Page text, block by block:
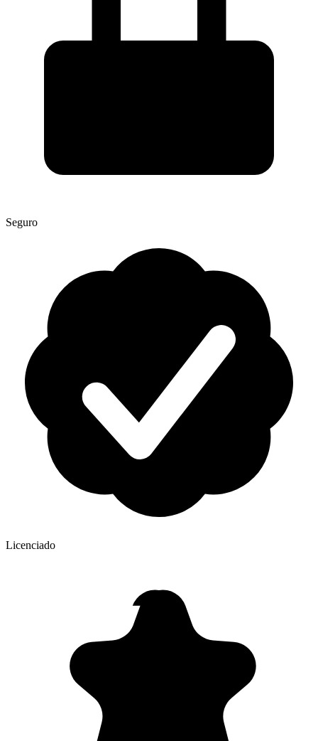
Seguro
Licenciado